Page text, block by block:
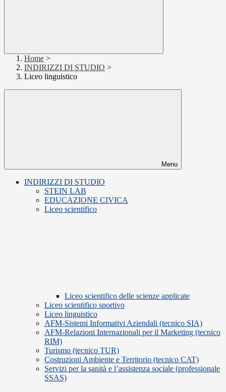
Home >
INDIRIZZI DI STUDIO >
Liceo linguistico
Menu
INDIRIZZI DI STUDIO
STEIN LAB
EDUCAZIONE CIVICA
Liceo scientifico
Liceo scientifico delle scienze applicate
Liceo scientifico sportivo
Liceo linguistico
AFM-Sistemi Informativi Aziendali (tecnico SIA)
AFM-Relazioni Internazionali per il Marketing (tecnico
RIM)
Turismo (tecnico TUR)
Costruzioni Ambiente e Territorio (tecnico CAT)
Servizi per la sanità e l’assistenza sociale (professionale
SSAS)